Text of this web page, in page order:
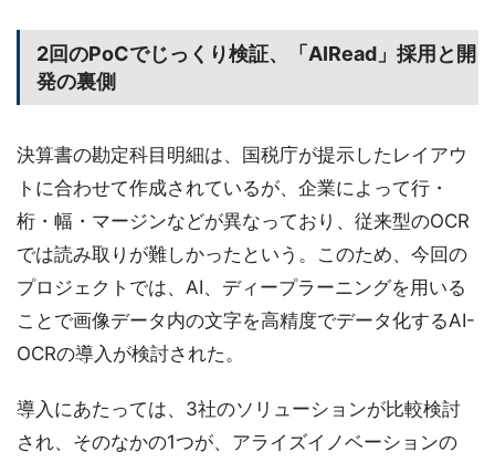
2回のPoCでじっくり検証、「AIRead」採用と開
発の裏側
決算書の勘定科目明細は、国税庁が提示したレイアウ
トに合わせて作成されているが、企業によって行・
桁・幅・マージンなどが異なっており、従来型のOCR
では読み取りが難しかったという。このため、今回の
プロジェクトでは、AI、ディープラーニングを用いる
ことで画像データ内の文字を高精度でデータ化するAI-
OCRの導入が検討された。
導入にあたっては、3社のソリューションが比較検討
され、そのなかの1つが、アライズイノベーションの